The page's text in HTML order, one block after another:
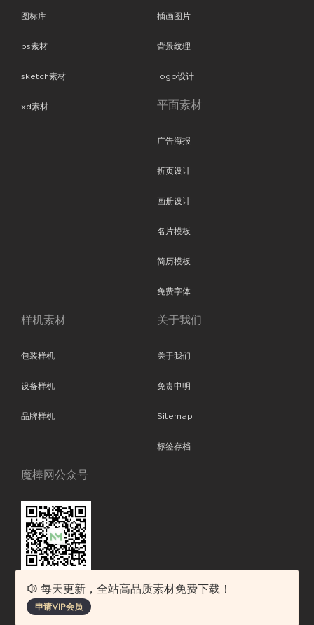
图标库
ps素材
sketch素材
xd素材
插画图片
背景纹理
logo设计
平面素材
广告海报
折页设计
画册设计
名片模板
简历模板
免费字体
样机素材
包装样机
设备样机
品牌样机
关于我们
关于我们
免责申明
Sitemap
标签存档
魔棒网公众号
魔棒网提供优质设计模板下载，分享优秀的设计。素材包含了APP设计、
平面素材、ppt模板、网页设计、前端代码、样机素材、插画图片、附加
每天更新，全站高品质素材免费下载！
申请VIP会员